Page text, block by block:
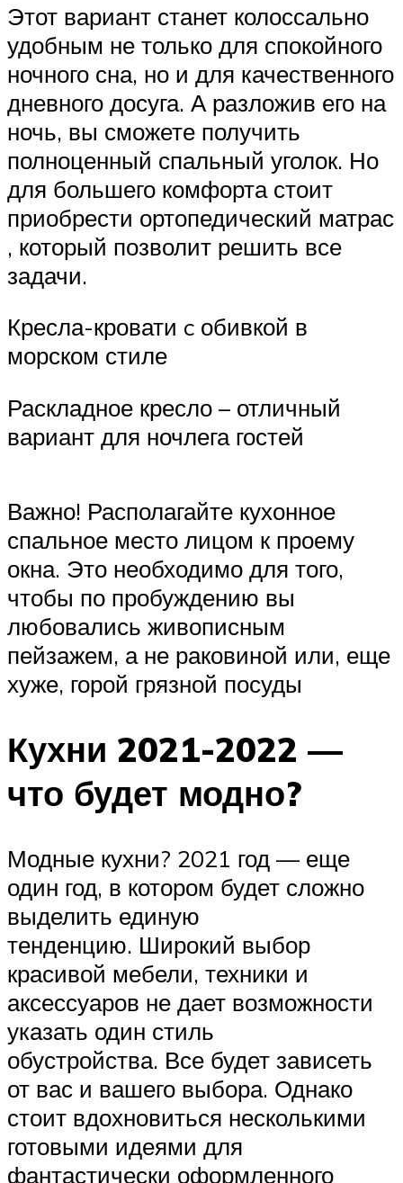
Этот вариант станет колоссально
удобным не только для спокойного
ночного сна, но и для качественного
дневного досуга. А разложив его на
ночь, вы сможете получить
полноценный спальный уголок. Но
для большего комфорта стоит
приобрести ортопедический матрас
, который позволит решить все
задачи.
Кресла-кровати c обивкой в
морском стиле
Раскладное кресло – отличный
вариант для ночлега гостей
Важно! Располагайте кухонное
спальное место лицом к проему
окна. Это необходимо для того,
чтобы по пробуждению вы
любовались живописным
пейзажем, а не раковиной или, еще
хуже, горой грязной посуды
Кухни 2021-2022 —
что будет модно?
Модные кухни? 2021 год — еще
один год, в котором будет сложно
выделить единую
тенденцию. Широкий выбор
красивой мебели, техники и
аксессуаров не дает возможности
указать один стиль
обустройства. Все будет зависеть
от вас и вашего выбора. Однако
стоит вдохновиться несколькими
готовыми идеями для
фантастически оформленного